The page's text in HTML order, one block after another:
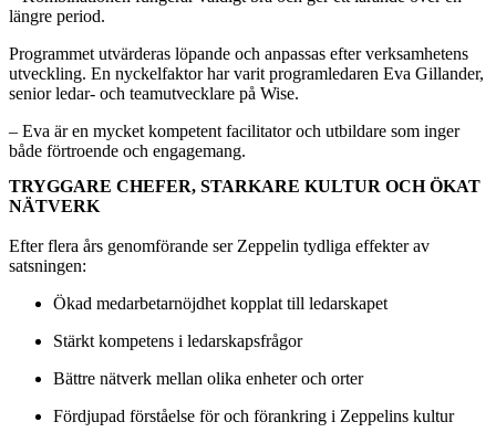
längre period.
Programmet utvärderas löpande och anpassas efter verksamhetens
utveckling. En nyckelfaktor har varit programledaren Eva Gillander,
senior ledar- och teamutvecklare på Wise.
– Eva är en mycket kompetent facilitator och utbildare som inger
både förtroende och engagemang.
TRYGGARE CHEFER, STARKARE KULTUR OCH ÖKAT
NÄTVERK
Efter flera års genomförande ser Zeppelin tydliga effekter av
satsningen:
Ökad medarbetarnöjdhet kopplat till ledarskapet
Stärkt kompetens i ledarskapsfrågor
Bättre nätverk mellan olika enheter och orter
Fördjupad förståelse för och förankring i Zeppelins kultur